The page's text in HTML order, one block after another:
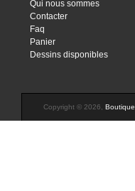
Qui nous sommes
Contacter
Faq
Panier
Dessins disponibles
Copyright © 2026,